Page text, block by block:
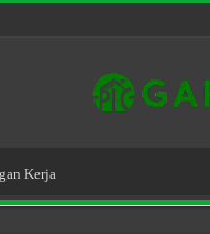
Kerja